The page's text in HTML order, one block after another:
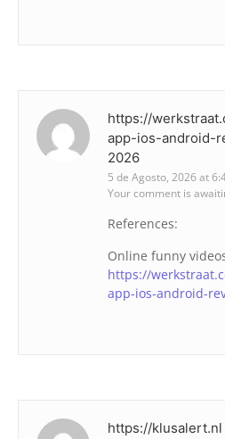
https://
app-ios-android-
2026
5 de Agosto, 2026 at
Your comment is
References:
Online funny
https://
app-ios-android-
https://klusalert.nl